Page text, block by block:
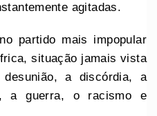
agitadas.
partido mais impopular
situação jamais vista
a discórdia, a
a guerra, o racismo e